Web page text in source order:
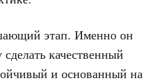
этап. Именно он
качественный
и основанный на